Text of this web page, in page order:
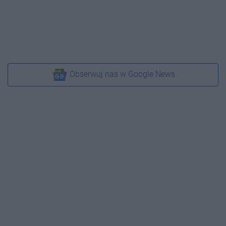
Obserwuj nas w Google News